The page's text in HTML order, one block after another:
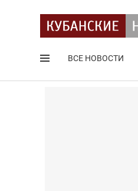
ВСЕ НОВОСТИ